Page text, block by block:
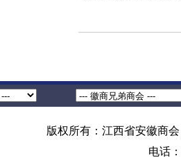
版权所有：江西省安徽商
电话